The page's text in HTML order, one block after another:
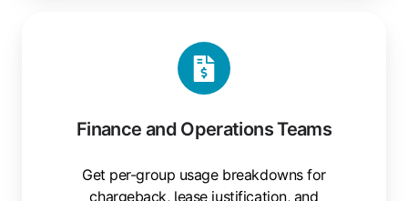
Finance and Operations Teams
Get per-group usage breakdowns for
chargeback, lease justification, and